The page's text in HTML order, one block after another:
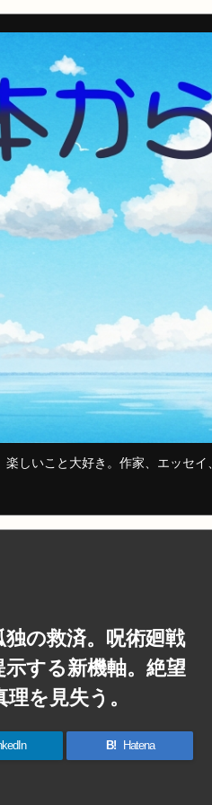
しいこと大好き。作家、エッセ
の救済。呪術廻戦
する新機軸。絶望
を見失う。
B! Hatena